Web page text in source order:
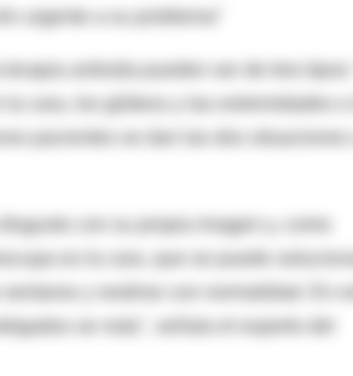
urgente a su problema"
antisida pueden ser de tres tipos:
pacientes se dan las dos situaciones
con su propia imagen y, como
es la cara, que se puede
y vestirse con normalidad. En
se nota", señala el experto del